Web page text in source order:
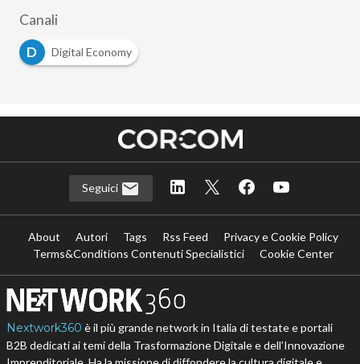
Canali
D
Digital Economy
Seguici
About Autori Tags Rss Feed
Privacy e Cookie Policy
Terms&Conditions Contenuti Specialistici
Cookie Center
Nextwork360 è il più grande network in Italia di testate e portali
B2B dedicati ai temi della Trasformazione Digitale e dell’Innovazione